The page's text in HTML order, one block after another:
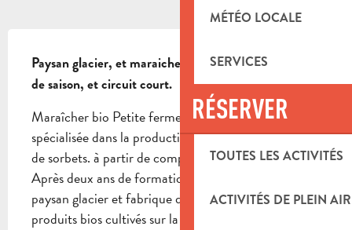
MÉTÉO LOCALE
SERVICES
RÉSERVER
TOUTES LES ACTIVITÉS
ACTIVITÉS DE PLEIN AIR
Paysan glacier, et maraicher bio, variétés anciennes,
de saison, et circuit court.
Maraîcher bio Petite ferme maraichère biologique
spécialisée dans la production de légumes, d'oeufs et
de sorbets. à partir de compost élaboré sur la ferme.
Après deux ans de formation, Jérôme devient
paysan glacier et fabrique des sorbets à partir de
produits bios cultivés sur la ferme. Avec un...